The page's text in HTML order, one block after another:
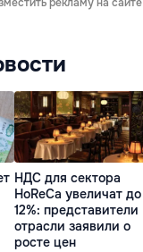
НДС для сектора
HoReCa увеличат до
12%: представители
отрасли заявили о
росте цен